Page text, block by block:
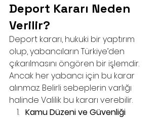
Deport Kararı Neden
Verilir?
Deport kararı, hukuki bir yaptırım
olup, yabancıların Türkiye’den
çıkarılmasını öngören bir işlemdir.
Ancak her yabancı için bu karar
alınmaz. Belirli sebeplerin varlığı
halinde Valilik bu kararı verebilir.
Kamu Düzeni ve Güvenliği